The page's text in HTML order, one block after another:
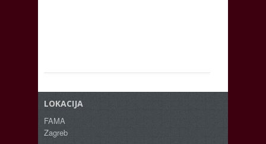
LOKACIJA
FAMA
Zagreb